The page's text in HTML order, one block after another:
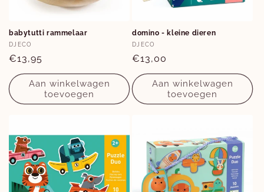
:babytutti rammelaar
Verkoper:
DJECO
Normale
prijs
€13,95
Aan winkelwagen
toevoegen
domino - kleine dieren
Verkoper:
DJECO
Normale
prijs
€13,00
Aan winkelwagen
toevoegen